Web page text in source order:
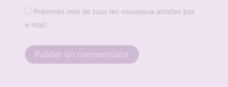
Prévenez-moi de tous les nouveaux articles par
e-mail.